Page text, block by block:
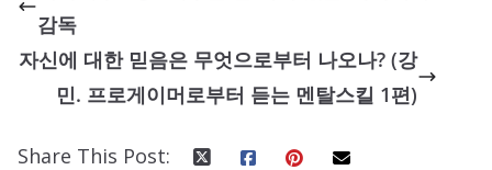
감독
자신에 대한 믿음은 무엇으로부터 나오나? (강
민. 프로게이머로부터 듣는 멘탈스킬 1편)
Share This Post: